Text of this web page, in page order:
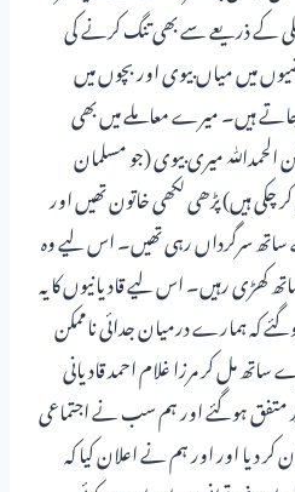
کے ذریعے سے بھی تنگ کرنے کی
میں میاں بیوی اور بچوں میں
جاتے ہیں۔ میرے معاملے میں بھی
الحمدﷲ میری بیوی (جو مسلمان
چکی ہیں) پڑھی لکھی خاتون تھیں اور
سرگرداں رہی تھیں۔ اس لیے وہ
رہیں۔ اس لیے قادیانیوں کا یہ
کہ ہمارے درمیان جدائی ناممکن
مل کر مرزا غلام احمد قادیانی
متفق ہوگئے اور ہم سب نے اجتماعی
کر دیا اور اور ہم نے اعلان کیا کہ